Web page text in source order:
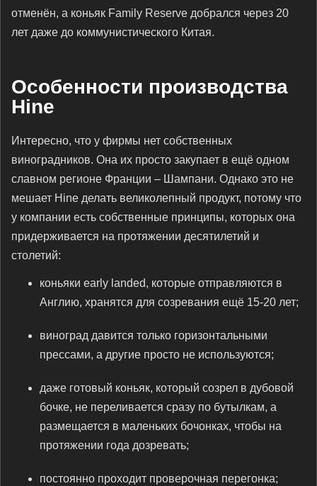
отменён, а коньяк Family Reserve добрался через 20
лет даже до коммунистического Китая.
Особенности производства
Hine
Интересно, что у фирмы нет собственных
виноградников. Она их просто закупает в ещё одном
славном регионе Франции – Шампани. Однако это не
мешает Hine делать великолепный продукт, потому что
у компании есть собственные принципы, которых она
придерживается на протяжении десятилетий и
столетий:
коньяки early landed, которые отправляются в
Англию, хранятся для созревания ещё 15-20 лет;
виноград давится только горизонтальными
прессами, а другие просто не используются;
даже готовый коньяк, который созрел в дубовой
бочке, не переливается сразу по бутылкам, а
размещается в маленьких бочонках, чтобы на
протяжении года дозревать;
постоянно проходит проверочная перегонка;